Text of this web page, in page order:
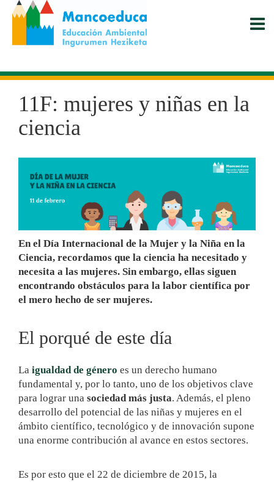
Pasar
contenido
principal
11F: mujeres y niñas en la
ciencia
En el Día Internacional de la Mujer y la Niña en la
Ciencia, recordamos que la ciencia ha necesitado y
necesita a las mujeres. Sin embargo, ellas siguen
encontrando obstáculos para la labor científica por
el mero hecho de ser mujeres.
El porqué de este día
La igualdad de género es un derecho humano
fundamental y, por lo tanto, uno de los objetivos clave
para lograr una sociedad más justa. Además, el pleno
desarrollo del potencial de las niñas y mujeres en el
ámbito científico, tecnológico y de innovación supone
una enorme contribución al avance en estos sectores.
Es por esto que el 22 de diciembre de 2015, la